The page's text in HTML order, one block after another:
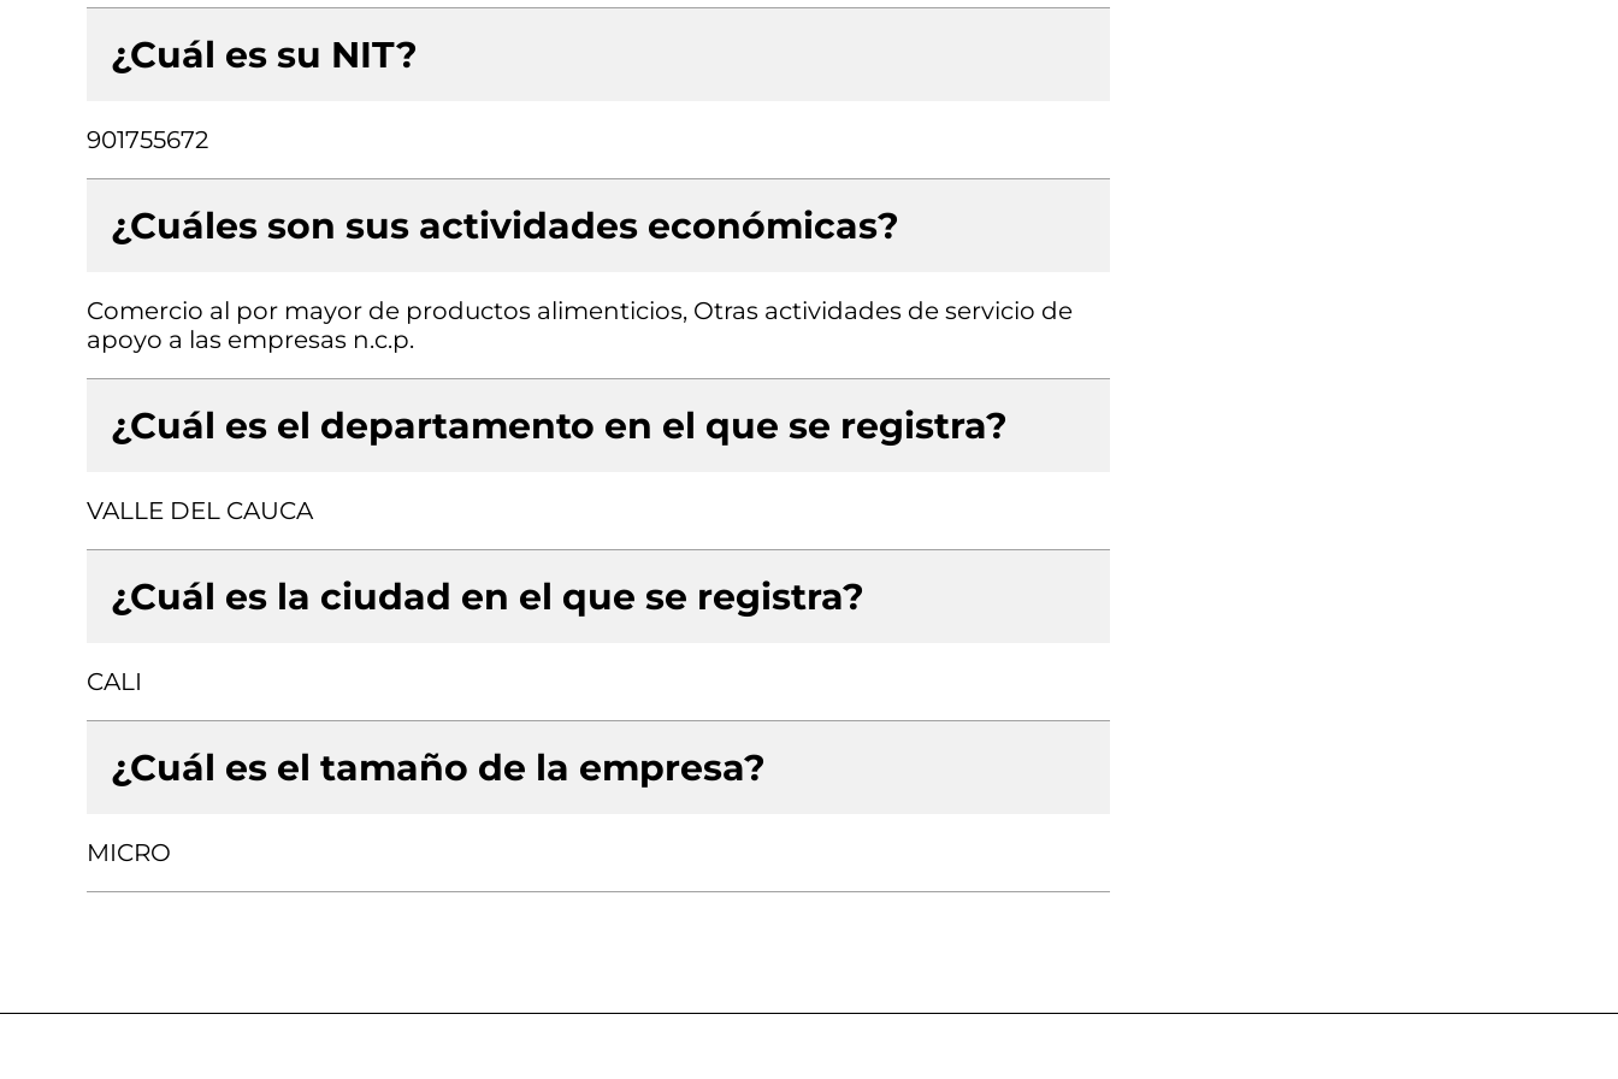
¿Cuál es su NIT?
901755672
¿Cuáles son sus actividades económicas?
Comercio al por mayor de productos alimenticios, Otras actividades de servicio de
apoyo a las empresas n.c.p.
¿Cuál es el departamento en el que se registra?
VALLE DEL CAUCA
¿Cuál es la ciudad en el que se registra?
CALI
¿Cuál es el tamaño de la empresa?
MICRO